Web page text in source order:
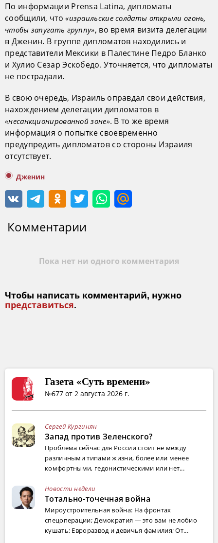
По информации Prensa Latina, дипломаты
сообщили, что«израильские солдаты открыли огонь,
чтобы запугать группу», во время визита делегации
в Дженин. В группе дипломатов находились и
представители Мексики в Палестине Педро Бланко
и Хулио Сезар Эскобедо. Уточняется, что дипломаты
не пострадали.
В свою очередь, Израиль оправдал свои действия,
нахождением делегации дипломатов в
«несанкционированной зоне». В то же время
информация о попытке своевременно
предупредить дипломатов со стороны Израиля
отсутствует.
Дженин
Комментарии
Пока нет ни одного комментария
Чтобы написать комментарий, нужно
представиться.
Газета «Суть времени»
№677 от 2 августа 2026 г.
Сергей Кургинян
Запад против Зеленского?
Проблема сейчас для России стоит не между
различными типами жизни, более или менее
комфортными, гедонистическими или нет...
Новости недели
Тотально-точечная война
Мироустроительная война: На фронтах
спецоперации; Демократия — это вам не лобио
кушать; Евроразвод и девичья фамилия; От...